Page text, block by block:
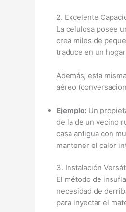
2. Excelente
La celulosa posee
crea miles de
traduce en un hogar
Además, esta
aéreo
Ejemplo: Un
de la de un vecino
casa antigua con
mantener el calor
3. Instalación
El método de
necesidad de
para inyectar el